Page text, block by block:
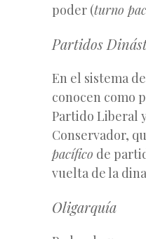
poder (turno
Partidos
En el sistema
conocen como
Partido Liberal
Conservador,
pacífico de
vuelta de la
Oligarquía